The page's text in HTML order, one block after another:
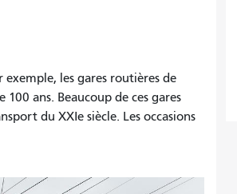
les gares routières de
ans. Beaucoup de ces gares
du XXIe siècle. Les occasions